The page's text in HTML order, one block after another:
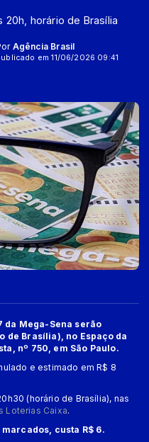
horário de Brasília
Agência Brasil
em 11/06/2026 09:41
da Mega-Sena serão
de Brasília), no Espaço da
nº 750, em São Paulo.
e estimado em R$ 8
(horário de Brasília), nas
Loterias Caixa.
custa R$ 6.